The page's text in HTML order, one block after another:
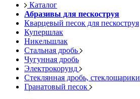
Каталог
Абразивы для пескоструя
Кварцевый песок для пескоструя
Купершлак
Никельшлак
Стальная дробь
Чугунная дробь
Электрокорунд
Стеклянная дробь, стеклошарики
Гранатовый песок